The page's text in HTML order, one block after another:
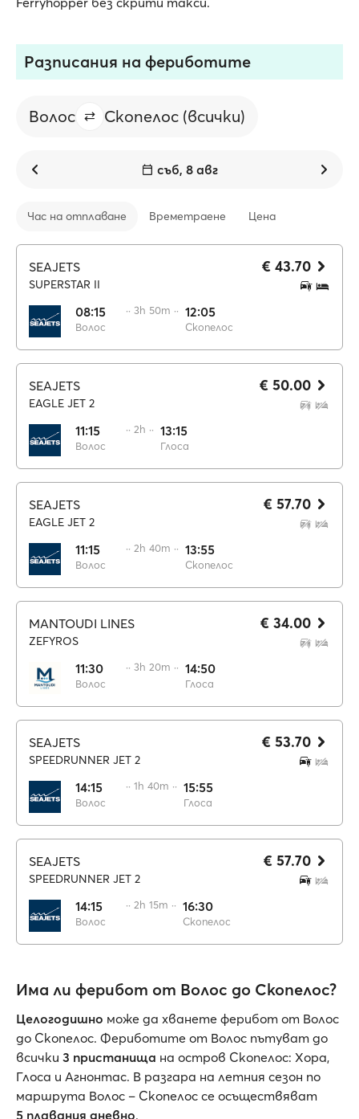
Разписания на фериботите
Волос Скопелос (всички)
съб, 8 авг
Час на отплаване Времетраене Цена
SEAJETS
SUPERSTAR II
08:15
Волос
·· 3h 50m ·· 12:05
Скопелос
€ 43.70
SEAJETS
EAGLE JET 2
11:15
Волос
·· 2h ·· 13:15
Глоса
€ 50.00
SEAJETS
EAGLE JET 2
11:15
Волос
·· 2h 40m ·· 13:55
Скопелос
€ 57.70
MANTOUDI LINES
ZEFYROS
11:30
Волос
·· 3h 20m ·· 14:50
Глоса
€ 34.00
SEAJETS
SPEEDRUNNER JET 2
14:15
Волос
·· 1h 40m ·· 15:55
Глоса
€ 53.70
SEAJETS
SPEEDRUNNER JET 2
14:15
Волос
·· 2h 15m ·· 16:30
Скопелос
€ 57.70
Има ли ферибот от Волос до Скопелос?
Целогодишно може да хванете ферибот от Волос
до Скопелос. Фериботите от Волос пътуват до
всички 3 пристанища на остров Скопелос: Хора,
Глоса и Агнонтас. В разгара на летния сезон по
маршрута Волос – Скопелос се осъществяват
5 плавания дневно.